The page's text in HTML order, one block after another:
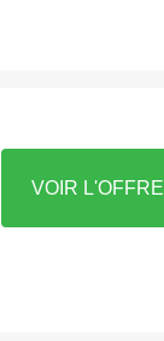
VOIR L'OFFRE